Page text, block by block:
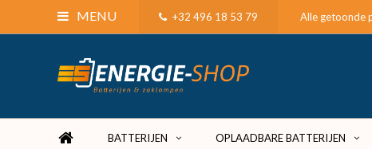
MENU +32 496 18 53 79 Alle getoonde
BATTERIJEN OPLAADBARE BATTERIJEN